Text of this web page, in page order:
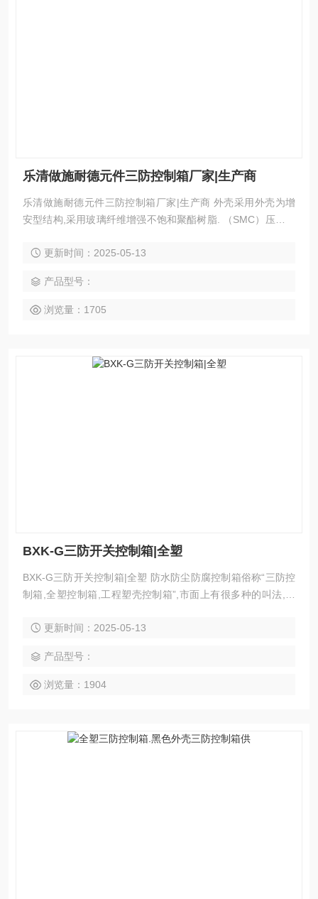
乐清做施耐德元件三防控制箱厂家|生产商
乐清做施耐德元件三防控制箱厂家|生产商 外壳采用外壳为增
安型结构,采用玻璃纤维增强不饱和聚酯树脂. （SMC）压制而
迷宫式结构,确保了较高的防护等级或ZL102铝合金压铸成型，
腐等性能； 3.按钮、开关、指示灯、电流表等组成多功能，由
用户自由选择； 4.内装防爆
更新时间：2025-05-13
产品型号：
浏览量：1705
BXK-G三防开关控制箱|全塑
BXK-G三防开关控制箱|全塑 防水防尘防腐控制箱俗称“三防控
制箱,全塑控制箱,工程塑壳控制箱”,市面上有很多种的叫法,但
K,ZXF8044,BXK8030,BXK8050系列。
更新时间：2025-05-13
产品型号：
浏览量：1904